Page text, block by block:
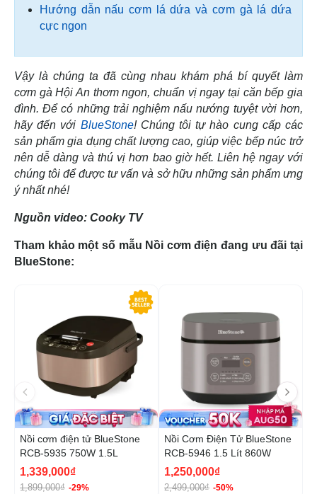
Hướng dẫn nấu cơm lá dứa và cơm gà lá dứa
cực ngon
Vậy là chúng ta đã cùng nhau khám phá bí quyết làm
cơm gà Hội An thơm ngon, chuẩn vị ngay tại căn bếp gia
đình. Để có những trải nghiệm nấu nướng tuyệt vời hơn,
hãy đến với BlueStone! Chúng tôi tự hào cung cấp các
sản phẩm gia dụng chất lượng cao, giúp việc bếp núc trở
nên dễ dàng và thú vị hơn bao giờ hết. Liên hệ ngay với
chúng tôi để được tư vấn và sở hữu những sản phẩm ưng
ý nhất nhé!
Nguồn video: Cooky TV
Tham khảo một số mẫu Nồi cơm điện đang ưu đãi tại
BlueStone:
Nồi cơm điện tử BlueStone
RCB-5935 750W 1.5L
1,339,000₫
1,899,000₫ -29%
Nồi Cơm Điện Tử BlueStone
RCB-5946 1.5 Lít 860W
1,250,000₫
2,499,000₫ -50%